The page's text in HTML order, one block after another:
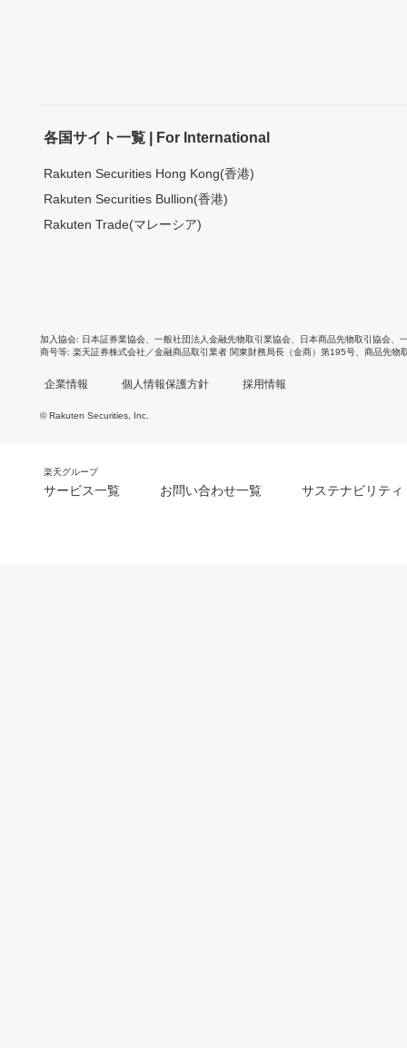
各国サイト一覧 | For International
Rakuten Securities Hong Kong(香港)
Rakuten Securities Bullion(香港)
Rakuten Trade(マレーシア)
加入協会 日本証券業協会 一般社団法人金融先物取引業協会 日本商品先物取引協会
商号等 楽天証券株式会社／金融商品取引業者 関東財務局長（金商）第195号、商品先物
企業情報 個人情報保護方針 採用情報
© Rakuten Securities, Inc.
楽天グループ
サービス一覧 お問い合わせ一覧 サステナビリティ